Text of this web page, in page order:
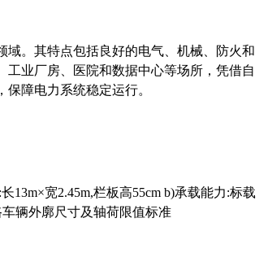
。其特点包括良好的电气、机械、防火和
工业厂房、医院和数据中心等场所，凭借自
障电力系统稳定运行。
13m×宽2.45m,栏板高55cm b)承载能力:标载
辆外廓尺寸及轴荷限值标准